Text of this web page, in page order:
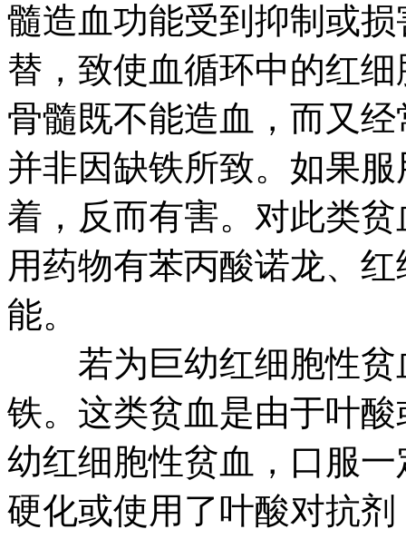
髓造血功能受到抑制或
替，致使血循环中的红
骨髓既不能造血，而又
并非因缺铁所致。如果
着，反而有害。对此类
用药物有苯丙酸诺龙、
能。
若为巨幼红细胞性贫
铁。这类贫血是由于叶
幼红细胞性贫血，口服
硬化或使用了叶酸对抗